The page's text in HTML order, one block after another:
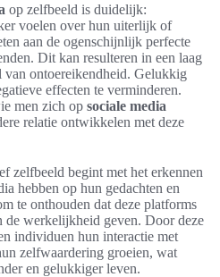
op zelfbeeld is duidelijk:
voelen over hun uiterlijk of
aan de ogenschijnlijk perfecte
Dit kan resulteren in een laag
van ontoereikendheid. Gelukkig
effecten te verminderen.
men zich op sociale media
relatie ontwikkelen met deze
zelfbeeld begint met het erkennen
hebben op hun gedachten en
te onthouden dat deze platforms
de werkelijkheid geven. Door deze
individuen hun interactie met
zelfwaardering groeien, wat
en gelukkiger leven.